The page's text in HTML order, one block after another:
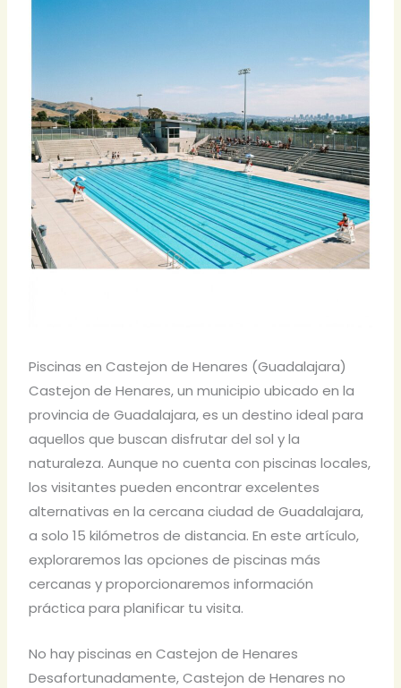
Piscinas en Castejon de Henares (Guadalajara)
Castejon de Henares, un municipio ubicado en la
provincia de Guadalajara, es un destino ideal para
aquellos que buscan disfrutar del sol y la
naturaleza. Aunque no cuenta con piscinas locales,
los visitantes pueden encontrar excelentes
alternativas en la cercana ciudad de Guadalajara,
a solo 15 kilómetros de distancia. En este artículo,
exploraremos las opciones de piscinas más
cercanas y proporcionaremos información
práctica para planificar tu visita.
No hay piscinas en Castejon de Henares
Desafortunadamente, Castejon de Henares no